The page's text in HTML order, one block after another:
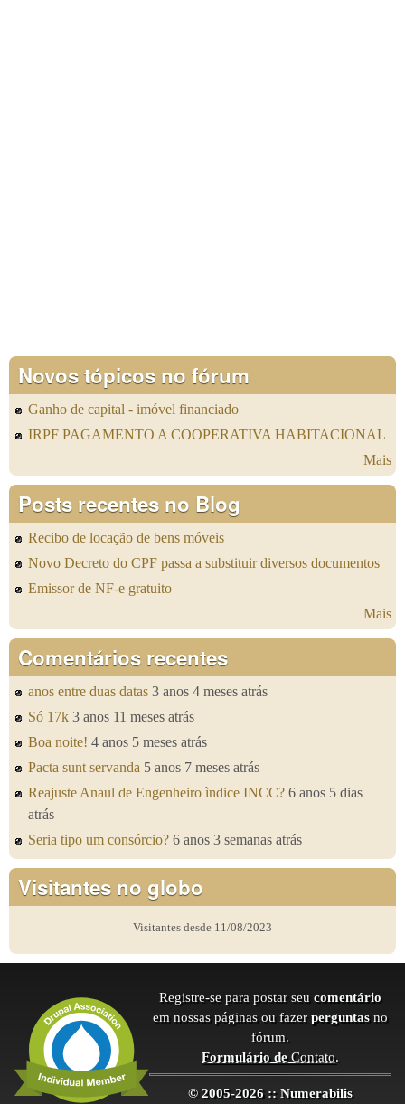
Novos tópicos no fórum
Ganho de capital - imóvel financiado
IRPF PAGAMENTO A COOPERATIVA HABITACIONAL
Mais
Posts recentes no Blog
Recibo de locação de bens móveis
Novo Decreto do CPF passa a substituir diversos documentos
Emissor de NF-e gratuito
Mais
Comentários recentes
anos entre duas datas 3 anos 4 meses atrás
Só 17k 3 anos 11 meses atrás
Boa noite! 4 anos 5 meses atrás
Pacta sunt servanda 5 anos 7 meses atrás
Reajuste Anaul de Engenheiro ìndice INCC? 6 anos 5 dias
atrás
Seria tipo um consórcio? 6 anos 3 semanas atrás
Visitantes no globo
Visitantes desde 11/08/2023
Registre-se para postar seu comentário
em nossas páginas ou fazer perguntas no
fórum.
Formulário deContato.
© 2005-2026 :: Numerabilis